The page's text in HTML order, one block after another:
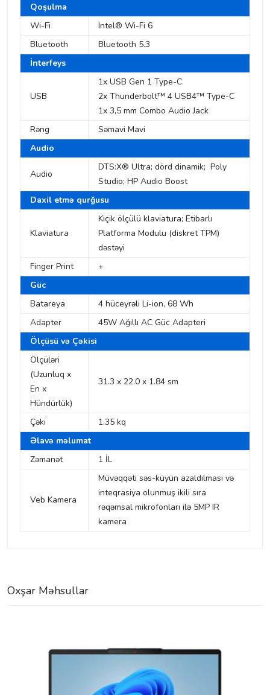
Qoşulma
Wi-Fi
Intel® Wi-Fi 6
Bluetooth
Bluetooth 5.3
İnterfeys
USB
1x USB Gen 1 Type-C
2x Thunderbolt™ 4 USB4™ Type-C
1x 3,5 mm Combo Audio Jack
Rəng
Səmavi Mavi
Audio
Audio
DTS:X® Ultra; dörd dinamik; Poly
Studio; HP Audio Boost
Daxil etmə qurğusu
Klaviatura
Kiçik ölçülü klaviatura; Etibarlı
Platforma Modulu (diskret TPM)
dəstəyi
Finger Print
+
Güc
Batareya
4 hüceyrəli Li-ion, 68 Wh
Adapter
45W Ağıllı AC Güc Adapteri
Ölçüsü və Çəkisi
Ölçüləri
(Uzunluq x
En x
Hündürlük)
31.3 x 22.0 x 1.84 sm
Çəki
1.35 kq
Əlavə məlumat
Zəmanət
1 İL
Veb Kamera
Müvəqqəti səs-küyün azaldılması və
inteqrasiya olunmuş ikili sıra
rəqəmsal mikrofonları ilə 5MP IR
kamera
Oxşar Məhsullar